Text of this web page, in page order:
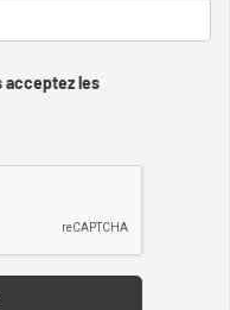
acceptez les